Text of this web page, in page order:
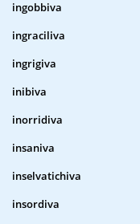
ingobbiva
ingraciliva
ingrigiva
inibiva
inorridiva
insaniva
inselvatichiva
insordiva